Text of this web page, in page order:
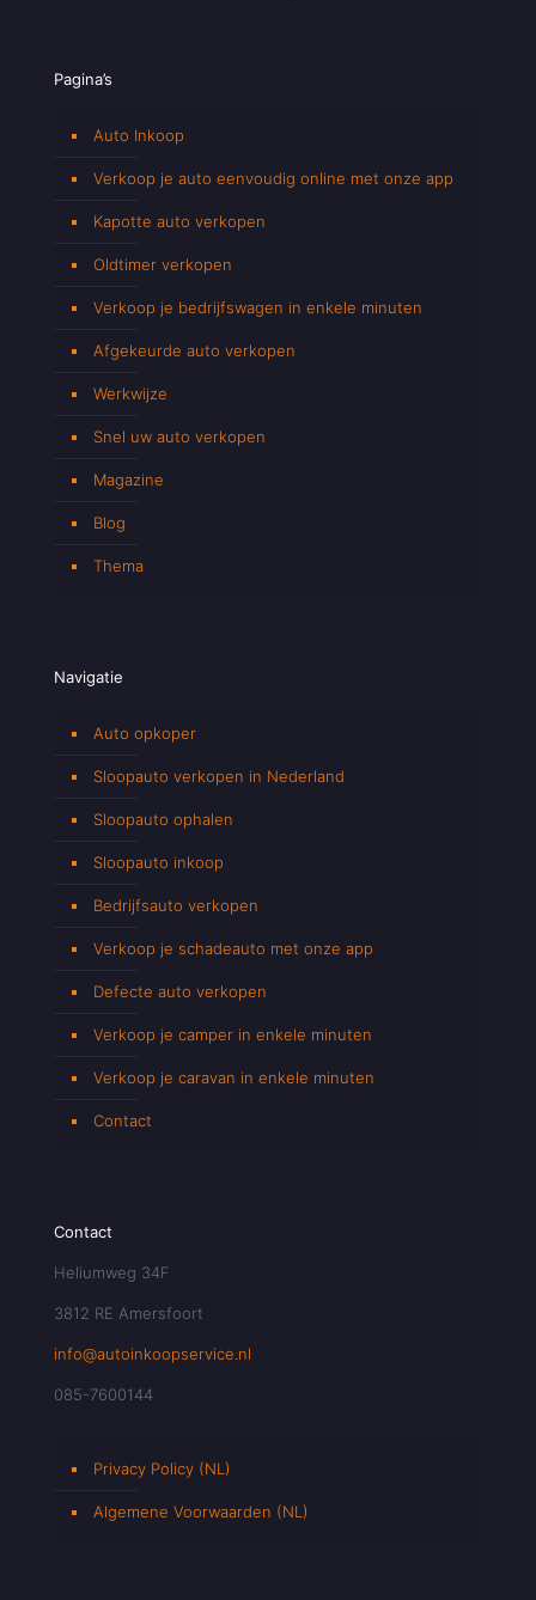
Pagina’s
Auto Inkoop
Verkoop je auto eenvoudig online met onze app
Kapotte auto verkopen
Oldtimer verkopen
Verkoop je bedrijfswagen in enkele minuten
Afgekeurde auto verkopen
Werkwijze
Snel uw auto verkopen
Magazine
Blog
Thema
Navigatie
Auto opkoper
Sloopauto verkopen in Nederland
Sloopauto ophalen
Sloopauto inkoop
Bedrijfsauto verkopen
Verkoop je schadeauto met onze app
Defecte auto verkopen
Verkoop je camper in enkele minuten
Verkoop je caravan in enkele minuten
Contact
Contact
Heliumweg 34F
3812 RE Amersfoort
info@autoinkoopservice.nl
085-7600144
Privacy Policy (NL)
Algemene Voorwaarden (NL)